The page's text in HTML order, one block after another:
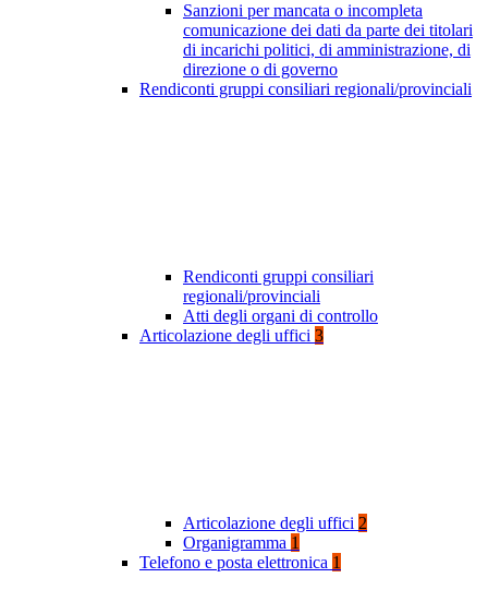
Sanzioni per mancata o incompleta
comunicazione dei dati da parte dei titolari
di incarichi politici, di amministrazione, di
direzione o di governo
Rendiconti gruppi consiliari regionali/provinciali
Rendiconti gruppi consiliari
regionali/provinciali
Atti degli organi di controllo
Articolazione degli uffici 3
Articolazione degli uffici 2
Organigramma 1
Telefono e posta elettronica 1